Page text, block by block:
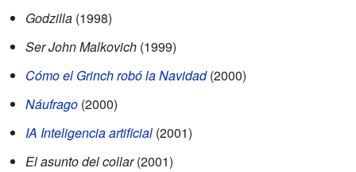
Godzilla (1998)
Ser John Malkovich (1999)
Cómo el Grinch robó la Navidad(2000)
Náufrago (2000)
IA Inteligencia artificial (2001)
El asunto del collar(2001)